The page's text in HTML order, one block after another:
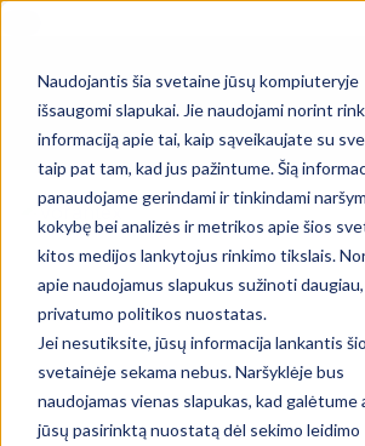
Naudojantis šia svetaine jūsų kompiuteryje
išsaugomi slapukai. Jie naudojami norint
informaciją apie tai, kaip sąveikaujate su
taip pat tam, kad jus pažintume. Šią
panaudojame gerindami ir tinkindami
kokybę bei analizės ir metrikos apie šios
kitos medijos lankytojus rinkimo tikslais.
apie naudojamus slapukus sužinoti daugiau,
privatumo politikos nuostatas.
Jei nesutiksite, jūsų informacija lankantis
svetainėje sekama nebus. Naršyklėje bus
naudojamas vienas slapukas, kad
jūsų pasirinktą nuostatą dėl sekimo leidimo
content